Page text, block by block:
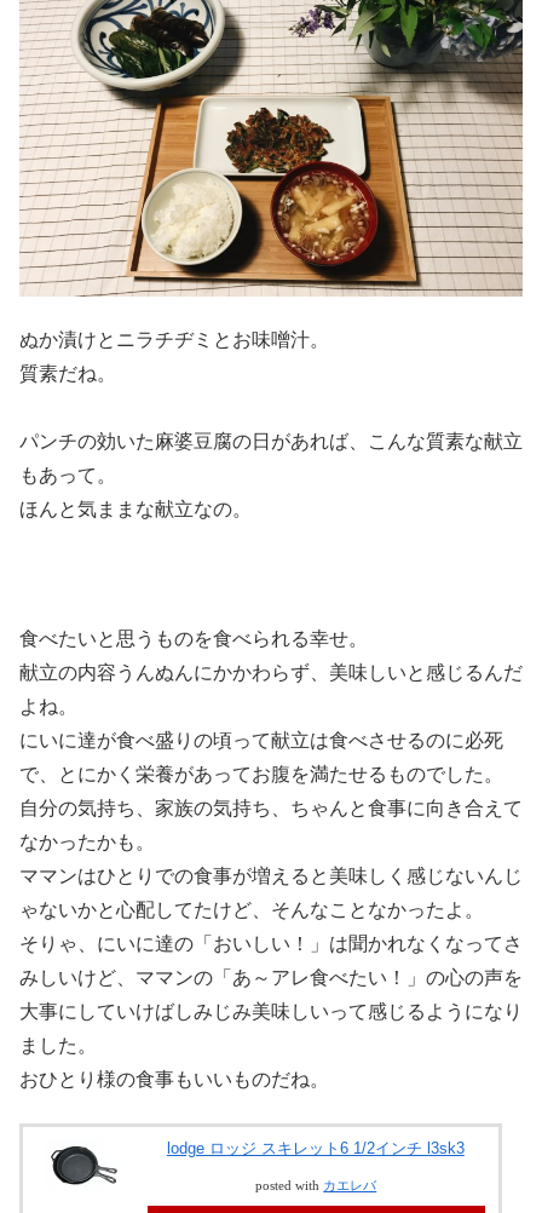
ぬか漬けとニラチヂミとお味噌汁。
質素だね。
パンチの効いた麻婆豆腐の日があれば、こんな質素な献立
もあって。
ほんと気ままな献立なの。
食べたいと思うものを食べられる幸せ。
献立の内容うんぬんにかかわらず、美味しいと感じるんだ
よね。
にいに達が食べ盛りの頃って献立は食べさせるのに必死
で、とにかく栄養があってお腹を満たせるものでした。
自分の気持ち、家族の気持ち、ちゃんと食事に向き合えて
なかったかも。
ママンはひとりでの食事が増えると美味しく感じないんじ
ゃないかと心配してたけど、そんなことなかったよ。
そりゃ、にいに達の「おいしい！」は聞かれなくなってさ
みしいけど、ママンの「あ～アレ食べたい！」の心の声を
大事にしていけばしみじみ美味しいって感じるようになり
ました。
おひとり様の食事もいいものだね。
lodge ロッジ スキレット6 1/2インチ l3sk3
posted with カエレバ